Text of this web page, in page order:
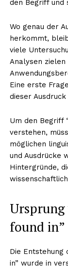
den Begriff und
Wo genau der
herkommt,
viele
Analysen
Eine erste
dieser
Um den Begriff
verstehen,
möglichen
und Ausdrücke
Hintergründe,
Ursprung
found in”
Die Entstehung
in” wurde in